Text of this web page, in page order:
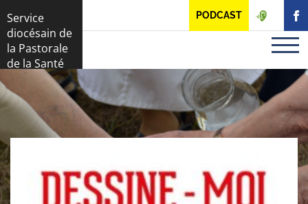
PODCAST
Service
diocésain de
la Pastorale
de la Santé